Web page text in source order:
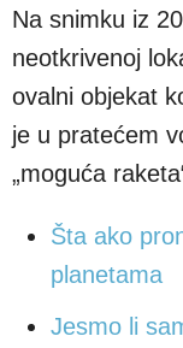
Na snimku iz
neotkrivenoj
ovalni objekat
je u pratećem
„moguća
Šta ako
planetama
Jesmo li